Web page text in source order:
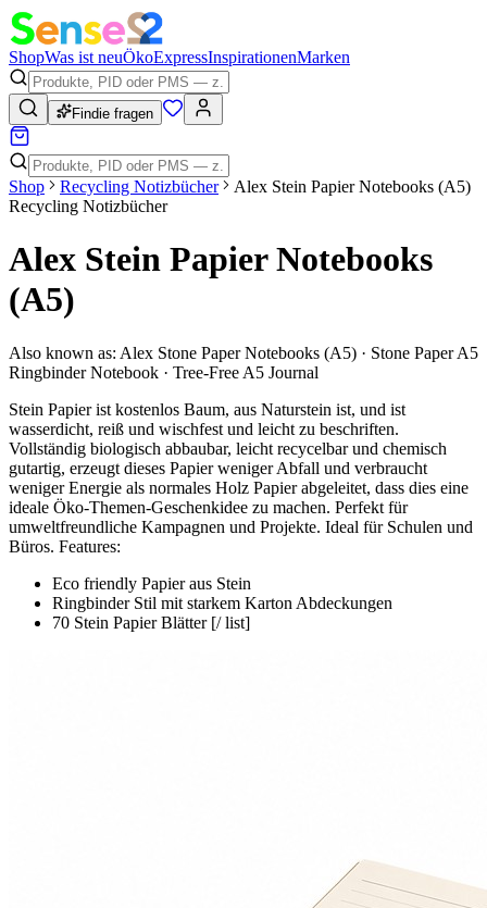
ShopWas ist neuÖkoExpressInspirationenMarken
Findie fragen
Shop Recycling Notizbücher
Alex Stein Papier Notebooks (A5)
Recycling Notizbücher
Alex Stein Papier Notebooks
(A5)
Also known as: Alex Stone Paper Notebooks (A5) · Stone Paper A5
Ringbinder Notebook · Tree-Free A5 Journal
Stein Papier ist kostenlos Baum, aus Naturstein ist, und ist
wasserdicht, reiß und wischfest und leicht zu beschriften.
Vollständig biologisch abbaubar, leicht recycelbar und chemisch
gutartig, erzeugt dieses Papier weniger Abfall und verbraucht
weniger Energie als normales Holz Papier abgeleitet, dass dies eine
ideale Öko-Themen-Geschenkidee zu machen. Perfekt für
umweltfreundliche Kampagnen und Projekte. Ideal für Schulen und
Büros. Features:
Eco friendly Papier aus Stein
Ringbinder Stil mit starkem Karton Abdeckungen
70 Stein Papier Blätter [/ list]